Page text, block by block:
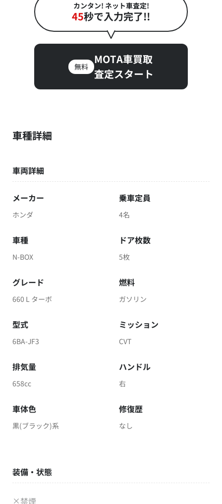
カンタン! ネット車査定!
45秒で入力完了!!
無料
MOTA車買取
査定スタート
車種詳細
車両詳細
メーカー
ホンダ
乗車定員
4名
車種
N-BOX
ドア枚数
5枚
グレード
660 L ターボ
燃料
ガソリン
型式
6BA-JF3
ミッション
CVT
排気量
658cc
ハンドル
右
車体色
黒(ブラック)系
修復歴
なし
装備・状態
禁煙